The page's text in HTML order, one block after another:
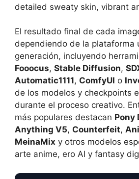
detailed sweaty skin, vibrant
El resultado final de cada
dependiendo de la plataforma
generación, incluyendo
Fooocus, Stable Diffusion,
Automatic1111, ComfyUI o
de los modelos y checkpoints
durante el proceso creativo.
más populares destacan Pony
Anything V5, Counterfeit,
MeinaMix y otros modelos
arte anime, ero AI y fantasy